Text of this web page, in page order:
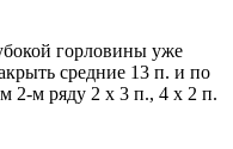
горловины уже
средние 13 п. и по
2-м ряду 2 x 3 п., 4 x 2 п.